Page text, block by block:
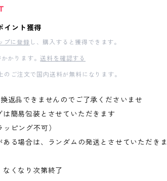
イント獲得
プに登録 し、購入すると獲得できます。
かります。送料を確認する
ご注文で国内送料が無料になります。
返品できませんのでご了承くださいませ
簡易包装とさせていただきます
ピング不可）
る場合は、ランダムの発送とさせていただきま
くなり次第終了